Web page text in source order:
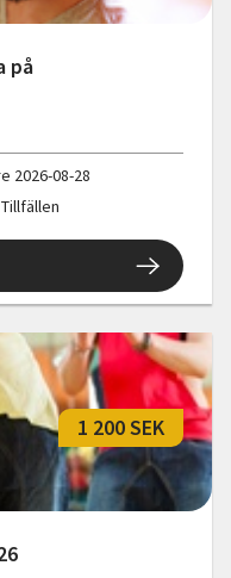
på
2026-08-28
1 200 SEK